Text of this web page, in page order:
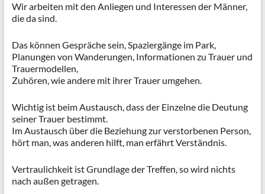
Wir arbeiten mit den Anliegen und Interessen der Männer,
die da sind.
Das können Gespräche sein, Spaziergänge im Park,
Planungen von Wanderungen, Informationen zu Trauer und
Trauermodellen,
Zuhören, wie andere mit ihrer Trauer umgehen.
Wichtig ist beim Austausch, dass der Einzelne die Deutung
seiner Trauer bestimmt.
Im Austausch über die Beziehung zur verstorbenen Person,
hört man, was anderen hilft, man erfährt Verständnis.
Vertraulichkeit ist Grundlage der Treffen, so wird nichts
nach außen getragen.